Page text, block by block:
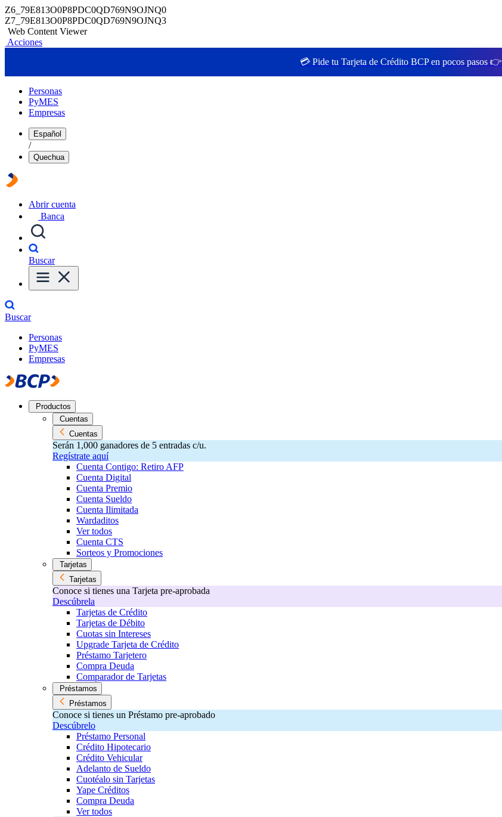
Z6_79E813O0P8PDC0QD769N9OJNQ0
Z7_79E813O0P8PDC0QD769N9OJNQ3
Web Content Viewer
Acciones
💳 Pide tu Tarjeta de Crédito BCP en pocos pasos 👉
Personas
PyMES
Empresas
Español
/
Quechua
Abrir cuenta
Banca
Buscar
Buscar
Personas
PyMES
Empresas
Productos
Cuentas
Cuentas
Serán 1,000 ganadores de 5 entradas c/u.
Regístrate aquí
Cuenta Contigo: Retiro AFP
Cuenta Digital
Cuenta Premio
Cuenta Sueldo
Cuenta Ilimitada
Wardaditos
Ver todos
Cuenta CTS
Sorteos y Promociones
Tarjetas
Tarjetas
Conoce si tienes una Tarjeta pre-aprobada
Descúbrela
Tarjetas de Crédito
Tarjetas de Débito
Cuotas sin Intereses
Upgrade Tarjeta de Crédito
Préstamo Tarjetero
Compra Deuda
Comparador de Tarjetas
Préstamos
Préstamos
Conoce si tienes un Préstamo pre-aprobado
Descúbrelo
Préstamo Personal
Crédito Hipotecario
Crédito Vehicular
Adelanto de Sueldo
Cuotéalo sin Tarjetas
Yape Créditos
Compra Deuda
Ver todos